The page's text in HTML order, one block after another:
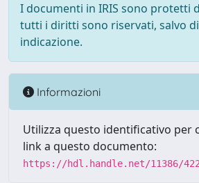
I documenti in IRIS sono protetti
tutti i diritti sono riservati, salvo
indicazione.
Informazioni
Utilizza questo identificativo per
link a questo documento:
https://hdl.handle.net/11386/